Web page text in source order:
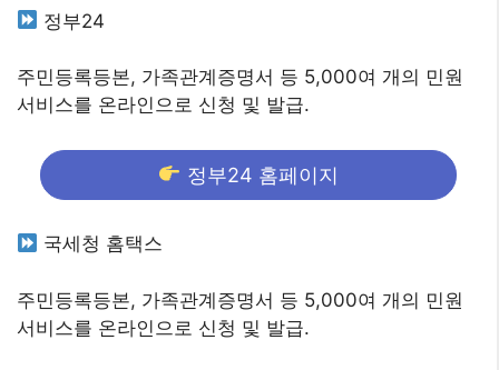
정부24
주민등록등본, 가족관계증명서 등 5,000여 개의 민원
서비스를 온라인으로 신청 및 발급.
정부24 홈페이지
국세청 홈택스
주민등록등본, 가족관계증명서 등 5,000여 개의 민원
서비스를 온라인으로 신청 및 발급.